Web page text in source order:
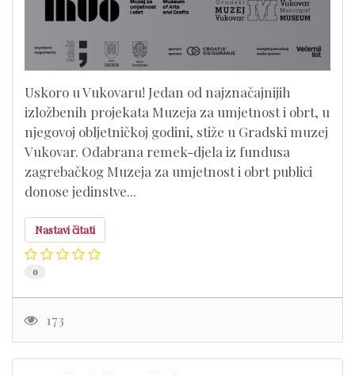
Uskoro u Vukovaru! Jedan od najznačajnijih
izložbenih projekata Muzeja za umjetnost i obrt, u
njegovoj obljetničkoj godini, stiže u Gradski muzej
Vukovar. Odabrana remek-djela iz fundusa
zagrebačkog Muzeja za umjetnost i obrt publici
donose jedinstve...
Nastavi čitati
0
173